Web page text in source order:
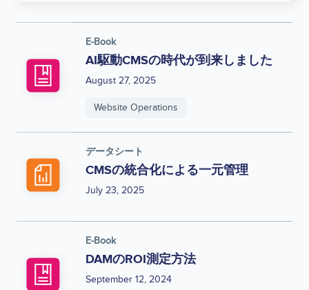
ス
検
E-Book
AI駆動CMSの時代が到来しました
August 27, 2025
Website Operations
データシート
CMSの統合化による一元管理
July 23, 2025
E-Book
DAMのROI測定方法
September 12, 2024